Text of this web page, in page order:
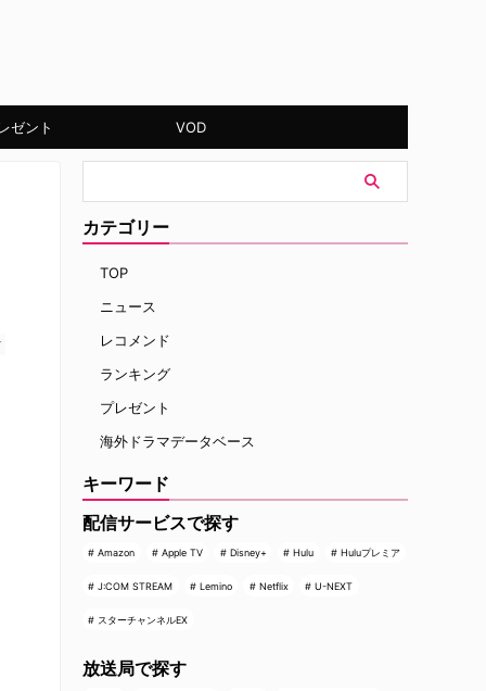
ゼント VOD
カテゴリー
TOP
ニュース
レコメンド
ランキング
プレゼント
海外ドラマデータベース
キーワード
配信サービスで探す
Amazon Apple TV Disney+ Hulu Huluプレミア
J:COM STREAM Lemino Netflix U-NEXT
スターチャンネルEX
放送局で探す